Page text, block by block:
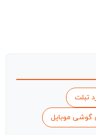
تبلت
گوشی موبایل